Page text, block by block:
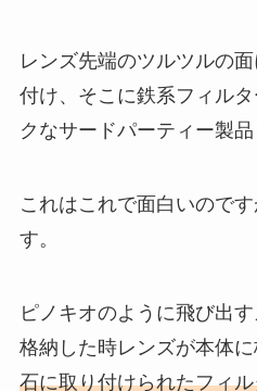
レンズ先端のツルツルの
付け、そこに鉄系フィル
クなサードパーティー製品
これはこれで面白いので
す。
ピノキオのように飛び出
格納した時レンズが本体
石に取り付けられたフィ